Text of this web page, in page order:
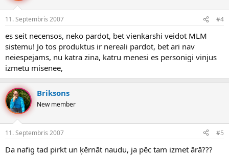
11. Septembris 2007 #4
es seit necensos, neko pardot, bet vienkarshi veidot MLM
sistemu! Jo tos produktus ir nereali pardot, bet ari nav
neiespejams, nu katra zina, katru menesi es personigi vinjus
izmetu misenee,
Briksons
New member
11. Septembris 2007 #5
Da nafig tad pirkt un ķērnāt naudu, ja pēc tam izmet ārā???